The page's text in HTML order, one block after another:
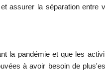
assurer la séparation entre
la pandémie et que les
à avoir besoin de